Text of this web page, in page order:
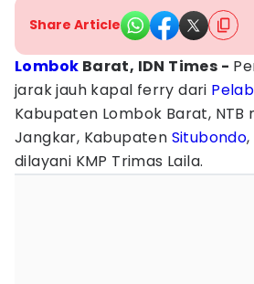
Share Article
Lombok Barat, IDN Times -
jarak jauh kapal ferry dari
Kabupaten Lombok Barat, NTB
Jangkar, Kabupaten Situbondo
dilayani KMP Trimas Laila.